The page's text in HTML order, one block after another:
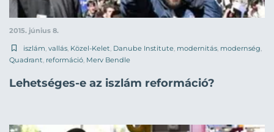
2015. június 8.
iszlám vallás Közel-Kelet Danube Institute modernitás modernség
Quadrant reformáció Merv Bendle
Lehetséges-e az iszlám reformáció?